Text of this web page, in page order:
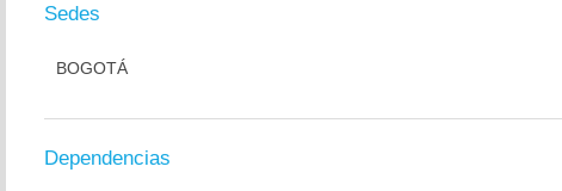
Sedes
BOGOTÁ
Dependencias